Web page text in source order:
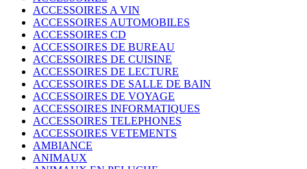
ACCESSOIRES A VIN
ACCESSOIRES AUTOMOBILES
ACCESSOIRES CD
ACCESSOIRES DE BUREAU
ACCESSOIRES DE CUISINE
ACCESSOIRES DE LECTURE
ACCESSOIRES DE SALLE DE BAIN
ACCESSOIRES DE VOYAGE
ACCESSOIRES INFORMATIQUES
ACCESSOIRES TELEPHONES
ACCESSOIRES VETEMENTS
AMBIANCE
ANIMAUX